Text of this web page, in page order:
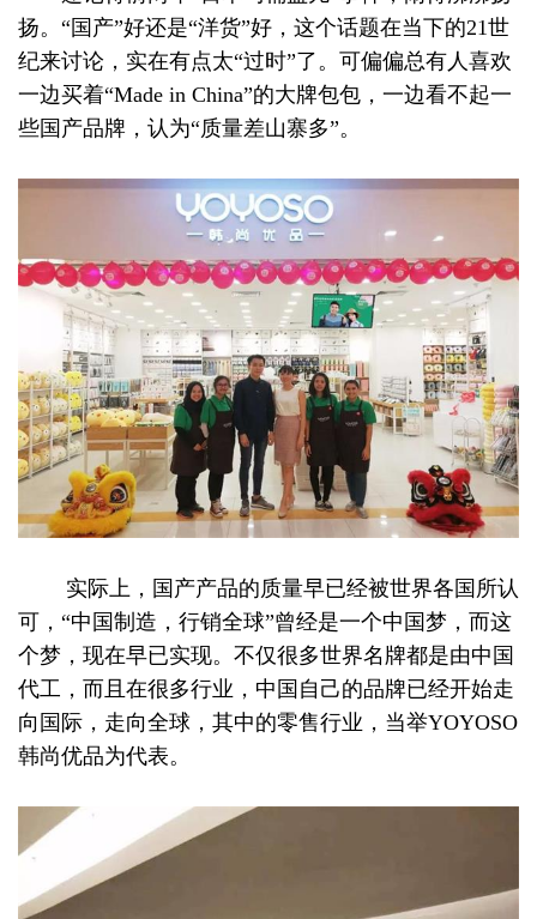
扬。“国产”好还是“洋货”好，这个话题在当下的21世
纪来讨论，实在有点太“过时”了。可偏偏总有人喜欢
一边买着“Made in China”的大牌包包，一边看不起一
些国产品牌，认为“质量差山寨多”。
实际上，国产产品的质量早已经被世界各国所认
可，“中国制造，行销全球”曾经是一个中国梦，而这
个梦，现在早已实现。不仅很多世界名牌都是由中国
代工，而且在很多行业，中国自己的品牌已经开始走
向国际，走向全球，其中的零售行业，当举YOYOSO
韩尚优品为代表。